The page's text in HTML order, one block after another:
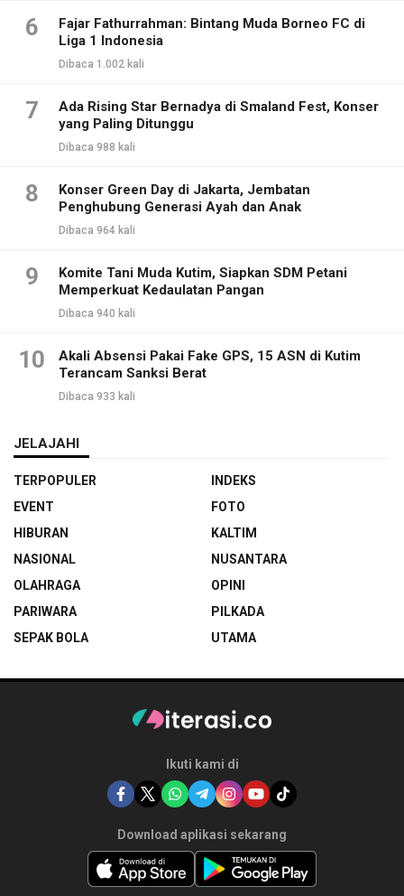
6
Fajar Fathurrahman: Bintang Muda Borneo FC di
Liga 1 Indonesia
Dibaca 1.002 kali
7
Ada Rising Star Bernadya di Smaland Fest, Konser
yang Paling Ditunggu
Dibaca 988 kali
8
Konser Green Day di Jakarta, Jembatan
Penghubung Generasi Ayah dan Anak
Dibaca 964 kali
9
Komite Tani Muda Kutim, Siapkan SDM Petani
Memperkuat Kedaulatan Pangan
Dibaca 940 kali
10
Akali Absensi Pakai Fake GPS, 15 ASN di Kutim
Terancam Sanksi Berat
Dibaca 933 kali
JELAJAHI
TERPOPULER
INDEKS
EVENT
FOTO
HIBURAN
KALTIM
NASIONAL
NUSANTARA
OLAHRAGA
OPINI
PARIWARA
PILKADA
SEPAK BOLA
UTAMA
Ikuti kami di
Download aplikasi sekarang